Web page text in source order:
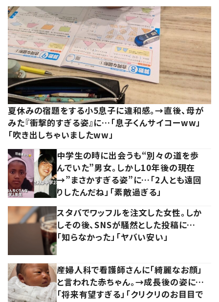
夏休みの宿題をする小5息子に違和感。→直後、母が
みた『衝撃的すぎる姿』に…「息子くんサイコーww」
「吹き出しちゃいましたww」
中学生の時に出会うも“別々の道を歩
んでいた”男女。しかし10年後の現在
→”まさかすぎる姿”に…「2人とも遠回
りしたんだね」「素敵過ぎる」
スタバでワッフルを注文した女性。しか
しその後、SNSが騒然とした投稿に…
「知らなかった」「ヤバい安い」
産婦人科で看護師さんに「綺麗なお顔」
と言われた赤ちゃん。→成長後の姿に…
「将来有望すぎる」「クリクリのお目目で